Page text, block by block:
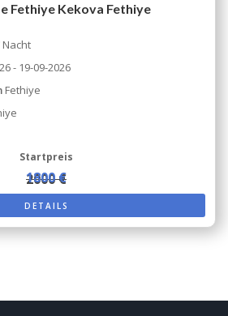
Fethiye Kekova Fethiye
Nacht
- 19-09-2026
Fethiye
Startpreis
2000 €
1800 €
DETAILS